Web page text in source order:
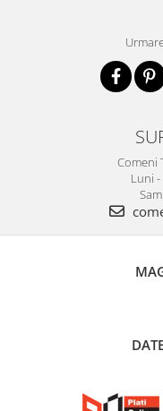
Comeni
Luni -